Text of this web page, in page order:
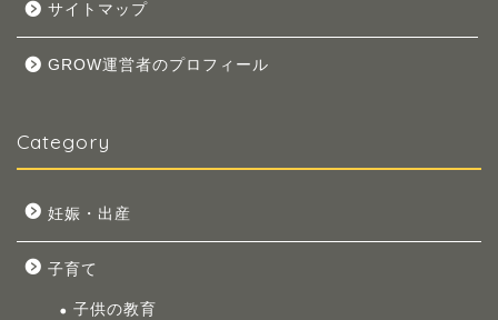
サイトマップ
GROW運営者のプロフィール
Category
妊娠・出産
子育て
子供の教育